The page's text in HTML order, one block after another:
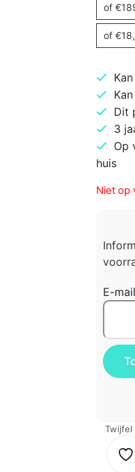
of €
of €
Dit
3
Op
huis
Niet op
E-
Twijfel